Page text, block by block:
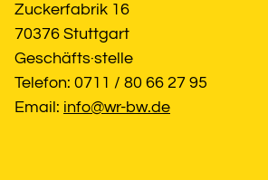
Zuckerfabrik 16
70376 Stuttgart
Geschäfts·stelle
Telefon: 0711 / 80 66 27 95
Email: info@wr-bw.de